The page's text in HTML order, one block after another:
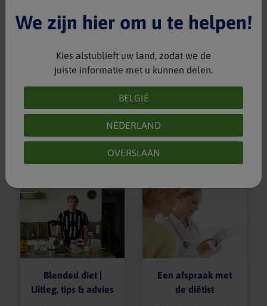
en niet kan en geven het ook zeker aan als ze vol zitten.”
Bezoek dan haar website hier.
Lees ook op
blog
Blended diet |
Uitleg, tips & advies
Een afspraak met
de diëtist
We zijn hier om u te helpen!
Kies alstublieft uw land, zodat we de
juiste informatie met u kunnen delen.
BELGIË
NEDERLAND
OVERSLAAN